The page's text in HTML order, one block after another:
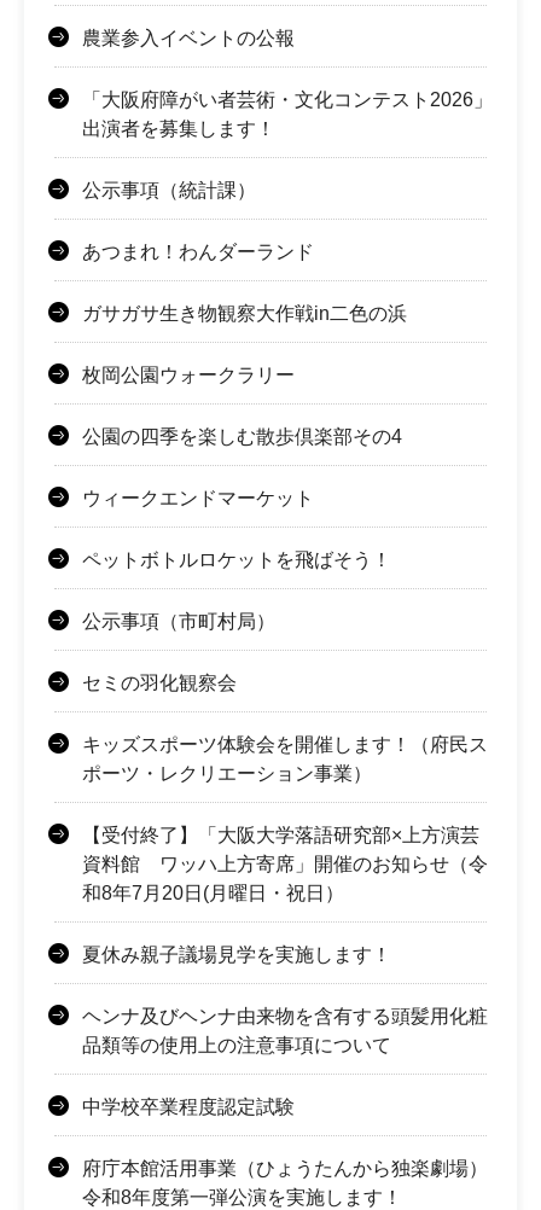
農業参入イベントの公報
「大阪府障がい者芸術・文化コンテスト2026」
出演者を募集します！
公示事項（統計課）
あつまれ！わんダーランド
ガサガサ生き物観察大作戦in二色の浜
枚岡公園ウォークラリー
公園の四季を楽しむ散歩倶楽部その4
ウィークエンドマーケット
ペットボトルロケットを飛ばそう！
公示事項（市町村局）
セミの羽化観察会
キッズスポーツ体験会を開催します！（府民ス
ポーツ・レクリエーション事業）
【受付終了】「大阪大学落語研究部×上方演芸
資料館 ワッハ上方寄席」開催のお知らせ（令
和8年7月20日(月曜日・祝日）
夏休み親子議場見学を実施します！
ヘンナ及びヘンナ由来物を含有する頭髪用化粧
品類等の使用上の注意事項について
中学校卒業程度認定試験
府庁本館活用事業（ひょうたんから独楽劇場）
令和8年度第一弾公演を実施します！